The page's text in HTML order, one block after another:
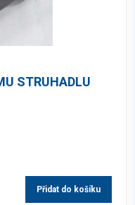
STRUHADLU
Přidat do košíku